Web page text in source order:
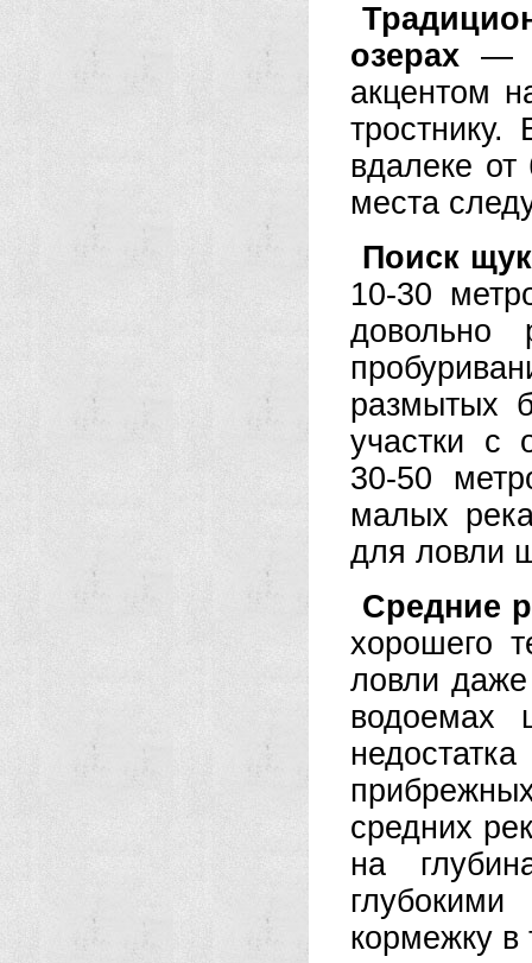
озерах —
акцентом
вдалеке от
места
Поиск
10-30
довольно
размытых
участки с
30-50
малых
для ловли
Средние
хорошего
ловли даже
водоемах
средних
на
кормежку в